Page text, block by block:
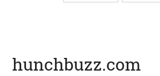
hunchbuzz.com